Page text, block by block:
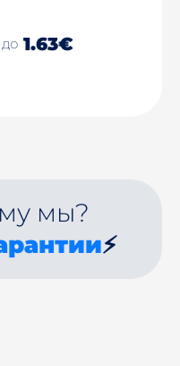
1.63€
мы?
⚡